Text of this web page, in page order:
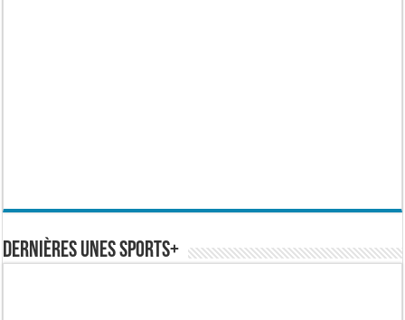
Dernières Unes Sports+